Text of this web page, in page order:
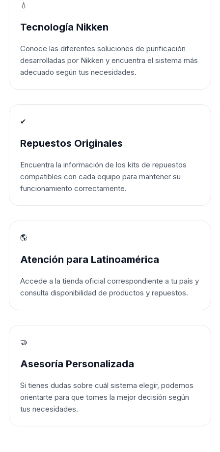
💧
Tecnología Nikken
Conoce las diferentes soluciones de purificación
desarrolladas por Nikken y encuentra el sistema más
adecuado según tus necesidades.
✔
Repuestos Originales
Encuentra la información de los kits de repuestos
compatibles con cada equipo para mantener su
funcionamiento correctamente.
🌎
Atención para Latinoamérica
Accede a la tienda oficial correspondiente a tu país y
consulta disponibilidad de productos y repuestos.
🤝
Asesoría Personalizada
Si tienes dudas sobre cuál sistema elegir, podemos
orientarte para que tomes la mejor decisión según
tus necesidades.